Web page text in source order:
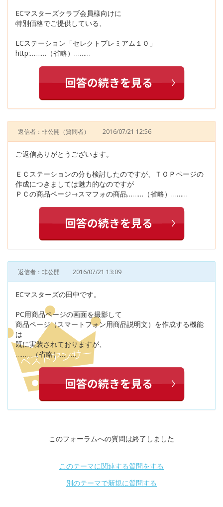
ECマスターズクラブ会員様向けに
特別価格でご提供している、
ECステーション「セレクトプレミアム１０」
http:………（省略）………
返信者：非公開 （質問者） 2016/07/21 12:56
ご返信ありがとうございます。
ＥＣステーションの分も検討したのですが、ＴＯＰページの
作成につきましては魅力的なのですが
ＰＣの商品ページ→スマフォの商品………（省略）………
返信者：非公開 2016/07/21 13:09
ECマスターズの田中です。
PC用商品ページの画面を撮影して
商品ページ（スマートフォン用商品説明文）を作成する機能
は
既に実装されておりますが、
………（省略）………
このフォーラムへの質問は終了しました
このテーマに関連する質問をする
別のテーマで新規に質問する